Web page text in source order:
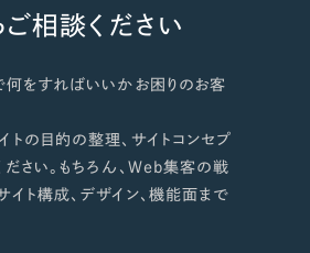
相談ください
何をすればいいかお困りのお客
の目的の整理、サイトコンセプ
さい。もちろん、Web集客の戦
ト構成、デザイン、機能面まで